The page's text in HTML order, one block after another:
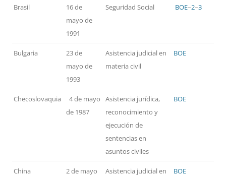
Brasil
16 de
mayo de
1991
Seguridad Social BOE–2–3
Bulgaria
23 de
mayo de
1993
Asistencia judicial en
materia civil
BOE
Checoslovaquia
4 de mayo
de 1987
Asistencia jurídica,
reconocimiento y
ejecución de
sentencias en
asuntos civiles
BOE
China
2 de mayo
Asistencia judicial en
BOE